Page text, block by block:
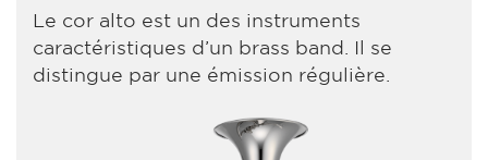
Le cor alto est un des instruments
caractéristiques d’un brass band. Il se
distingue par une émission régulière.